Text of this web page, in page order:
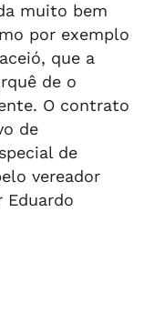
muito bem
por exemplo
que a
de o
O contrato
de
de
vereador
Eduardo